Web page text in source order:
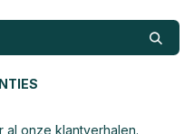
al onze klantverhalen.